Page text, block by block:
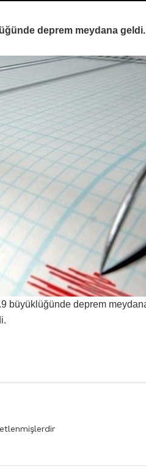
deprem meydana geldi.
büyüklüğünde deprem